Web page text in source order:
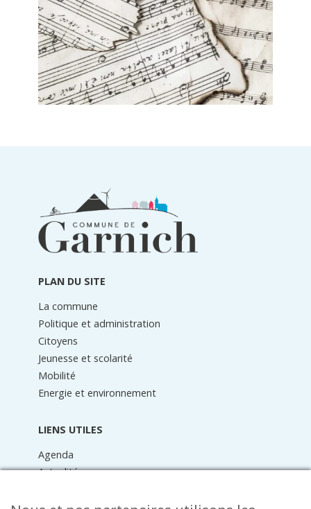
Informations
PLAN DU SITE
La commune
Politique et administration
Citoyens
Jeunesse et scolarité
Mobilité
Energie et environnement
LIENS UTILES
Agenda
Actualités